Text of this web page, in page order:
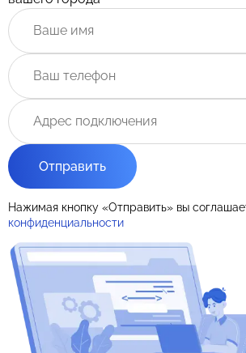
Отправить
Нажимая кнопку «Отправить» вы
конфиденциальности